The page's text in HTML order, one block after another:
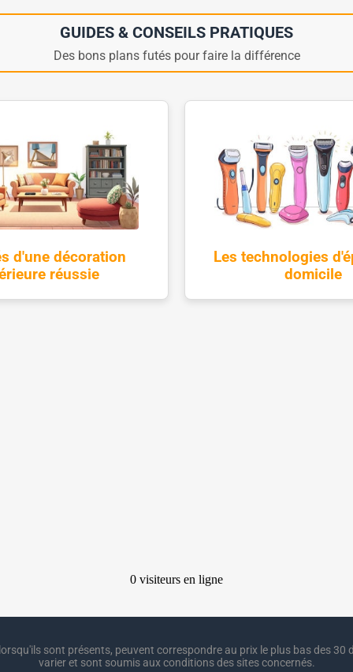
GUIDES & CONSEILS PRATIQUES
Des bons plans futés pour faire la différence
d'une décoration
réussie
Les technologies
domicile
sont présents, peuvent correspondre au prix le plus bas des 30
varier et sont soumis aux conditions des sites concernés.